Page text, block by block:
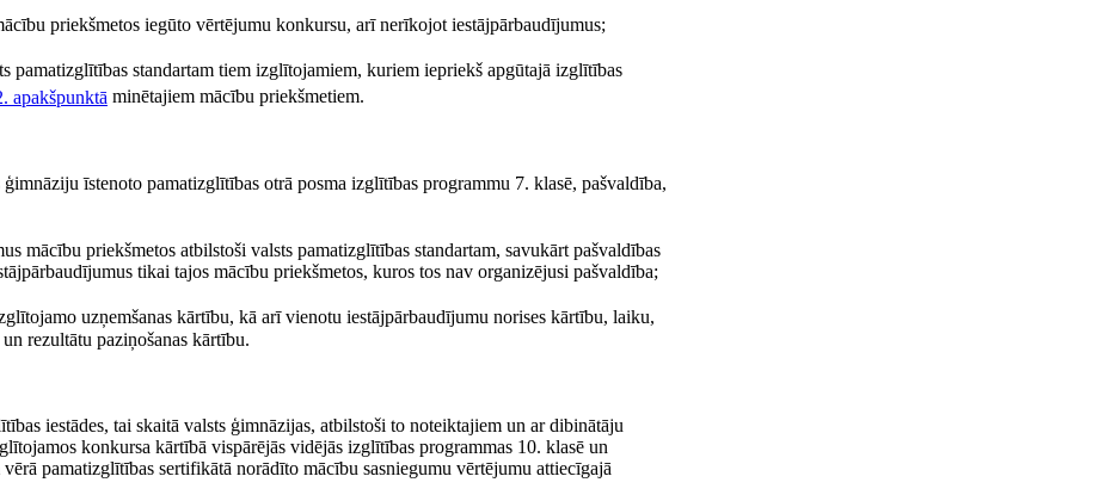
priekšmetos iegūto vērtējumu konkursu, arī nerīkojot iestājpārbaudījumus;
pamatizglītības standartam tiem izglītojamiem, kuriem iepriekš apgūtajā izglītības
apakšpunktā minētajiem mācību priekšmetiem.
īstenoto pamatizglītības otrā posma izglītības programmu 7. klasē, pašvaldība,
mācību priekšmetos atbilstoši valsts pamatizglītības standartam, savukārt pašvaldības
tikai tajos mācību priekšmetos, kuros tos nav organizējusi pašvaldība;
uzņemšanas kārtību, kā arī vienotu iestājpārbaudījumu norises kārtību, laiku,
rezultātu paziņošanas kārtību.
iestādes, tai skaitā valsts ģimnāzijas, atbilstoši to noteiktajiem un ar dibinātāju
konkursa kārtībā vispārējās vidējās izglītības programmas 10. klasē un
pamatizglītības sertifikātā norādīto mācību sasniegumu vērtējumu attiecīgajā